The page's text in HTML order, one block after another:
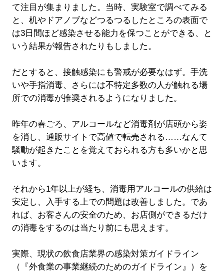
て注目が集まりました。当時、実験室で調べてみる
と、机やドアノブなどつるつるしたところの表面で
は3日間ほど感染させる能力を保つことができる、と
いう結果が報告されたりもしました。
だとすると、接触感染にも警戒が必要なはず。手洗
いや手指消毒、さらには不特定多数の人が触れる場
所での消毒が推奨されるようになりました。
昨年の春ごろ、アルコールなど消毒剤が店頭から姿
を消し、通販サイトで高値で転売される……なんて
騒動が起きたことを覚えておられる方も多いかと思
います。
それから1年以上が経ち、消毒用アルコールの供給は
安定し、入手する上での問題は改善しました。であ
れば、お客さんの安全のため、お店側ができるだけ
の消毒をするのは当たり前にも思えます。
実際、現状の飲食店業界の感染対策ガイドライン
（『外食業の事業継続のためのガイドライン』）を